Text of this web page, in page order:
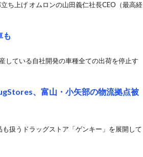
ち上げ オムロンの山田義仁社長CEO（最高経
も
している自社開発の車種全ての出荷を停止す
、富山・小矢部の物流拠点被
扱うドラッグストア「ゲンキー」を展開して